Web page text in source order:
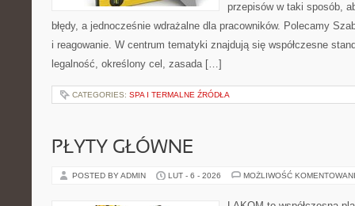
przepisów w taki sposób,
błędy, a jednocześnie wdrażalne dla pracowników. Polecamy
i reagowanie. W centrum tematyki znajdują się współczesne
legalność, określony cel, zasada […]
CATEGORIES: SPA I TERMALNE ŹRÓDŁA
PŁYTY GŁÓWNE
POSTED BY ADMIN LUT - 6 - 2026 MOŻLIWOŚĆ